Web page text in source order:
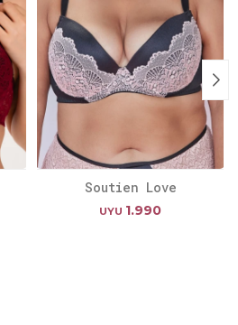
Soutien Love
UYU 1.990